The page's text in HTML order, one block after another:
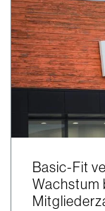
Basic-Fit
Wachstum